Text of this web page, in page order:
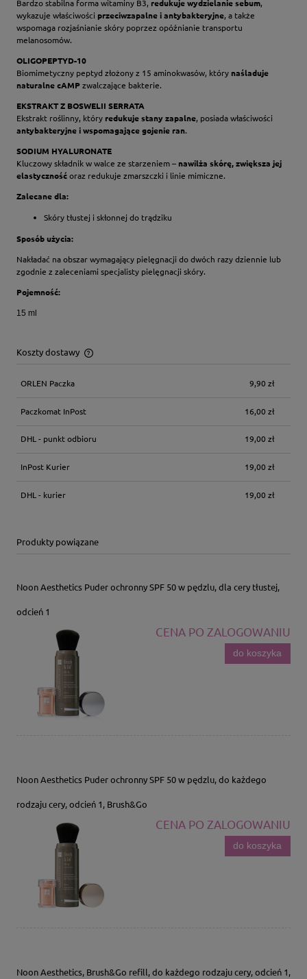
Bardzo stabilna forma witaminy B3, redukuje wydzielanie sebum,
wykazuje właściwości przeciwzapalne i antybakteryjne, a także
wspomaga rozjaśnianie skóry poprzez opóźnianie transportu
melanosomów.
OLIGOPEPTYD-10
Biomimetyczny peptyd złożony z 15 aminokwasów, który naśladuje
naturalne cAMPzwalczające bakterie.
EKSTRAKT Z BOSWELII SERRATA
Ekstrakt roślinny, który redukuje stany zapalne, posiada właściwości
antybakteryjne i wspomagające gojenie ran.
SODIUM HYALURONATE
Kluczowy składnik w walce ze starzeniem – nawilża skórę, zwiększa jej
elastycznośćoraz redukuje zmarszczki i linie mimiczne.
Zalecane dla:
Skóry tłustej i skłonnej do trądziku
Sposób użycia:
Nakładać na obszar wymagający pielęgnacji do dwóch razy dziennie lub
zgodnie z zaleceniami specjalisty pielęgnacji skóry.
Pojemność:
15 ml
Koszty dostawy
Cena nie zawiera ewentualnych kosztów płatności
ORLEN Paczka 9,90 zł
Paczkomat InPost 16,00 zł
DHL - punkt odbioru 19,00 zł
InPost Kurier 19,00 zł
DHL - kurier 19,00 zł
Produkty powiązane
Noon Aesthetics Puder ochronny SPF 50 w pędzlu, dla cery tłustej,
odcień 1
CENA PO ZALOGOWANIU
do koszyka
Noon Aesthetics Puder ochronny SPF 50 w pędzlu, do każdego
rodzaju cery, odcień 1, Brush&Go
CENA PO ZALOGOWANIU
do koszyka
Noon Aesthetics, Brush&Go refill, do każdego rodzaju cery, odcień 1,